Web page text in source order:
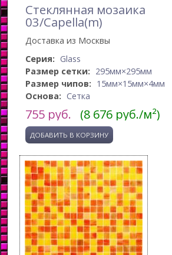
Стеклянная мозаика
03/Capella(m)
Доставка из Москвы
Серия: Glass
Размер сетки: 295мм×295мм
Размер чипов: 15мм×15мм×4мм
Основа: Сетка
755 руб. (8 676 руб./м²)